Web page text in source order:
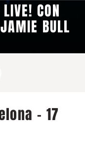
CON
BULL
- 17